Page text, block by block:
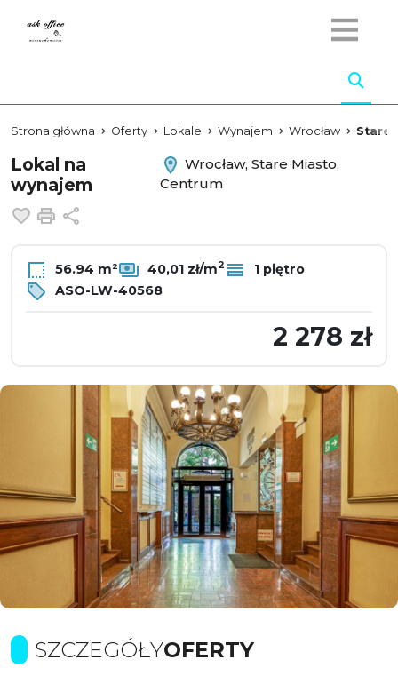
Strona główna Oferty Lokale Wynajem Wrocław Stare
Lokal na
wynajem
Wrocław, Stare Miasto,
Centrum
Dodaj do ulubionych
Drukuj
56.94 m² 40,01 zł/m2
1 piętro
ASO-LW-40568
2 278 zł
SZCZEGÓŁYOFERTY